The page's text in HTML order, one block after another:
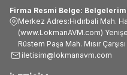
Firma Resmi Belge:
Merkez Adres:Hıdırbali Mah.
(www.LokmanAVM.com)
Rüstem Paşa Mah. Mısır
iletisim@lokmanavm.com